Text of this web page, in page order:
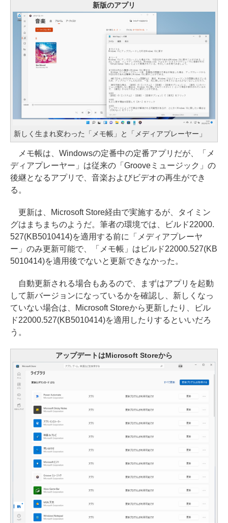
新版のアプリ
新しく生まれ変わった「メモ帳」と「メディアプレーヤー」
メモ帳は、Windowsの定番中の定番アプリだが、「メ
ディアプレーヤー」は従来の「Grooveミュージック」の
後継となるアプリで、音楽およびビデオの再生ができ
る。
更新は、Microsoft Store経由で実施するが、タイミン
グはまちまちのようだ。筆者の環境では、ビルド22000.
527(KB5010414)を適用する前に「メディアプレーヤ
ー」のみ更新可能で、「メモ帳」はビルド22000.527(KB
5010414)を適用後でないと更新できなかった。
自動更新される場合もあるので、まずはアプリを起動
して新バージョンになっているかを確認し、新しくなっ
ていない場合は、Microsoft Storeから更新したり、ビル
ド22000.527(KB5010414)を適用したりするといいだろ
う。
アップデートはMicrosoft Storeから